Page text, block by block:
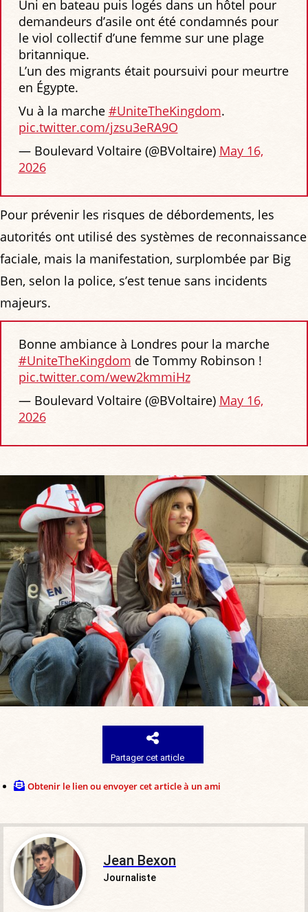
Uni en bateau puis logés dans un hôtel pour
demandeurs d’asile ont été condamnés pour
le viol collectif d’une femme sur une plage
britannique.
L’un des migrants était poursuivi pour meurtre
en Égypte.
Vu à la marche #UniteTheKingdom.
pic.twitter.com/jzsu3eRA9O
— Boulevard Voltaire (@BVoltaire) May 16,
2026
Pour prévenir les risques de débordements, les
autorités ont utilisé des systèmes de reconnaissance
faciale, mais la manifestation, surplombée par Big
Ben, selon la police, s’est tenue sans incidents
majeurs.
Bonne ambiance à Londres pour la marche
#UniteTheKingdom de Tommy Robinson !
pic.twitter.com/wew2kmmiHz
— Boulevard Voltaire (@BVoltaire) May 16,
2026
Partager cet article
Obtenir le lien ou envoyer cet article à un ami
Jean Bexon
Journaliste